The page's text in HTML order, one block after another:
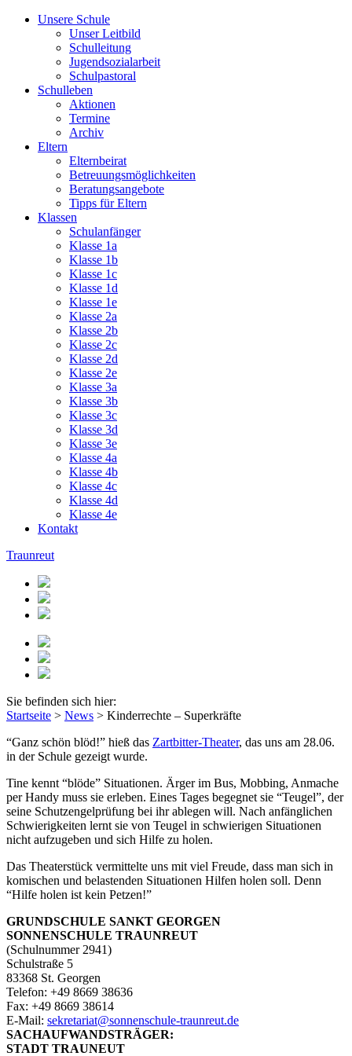
Unsere Schule
Unser Leitbild
Schulleitung
Jugendsozialarbeit
Schulpastoral
Schulleben
Aktionen
Termine
Archiv
Eltern
Elternbeirat
Betreuungsmöglichkeiten
Beratungsangebote
Tipps für Eltern
Klassen
Schulanfänger
Klasse 1a
Klasse 1b
Klasse 1c
Klasse 1d
Klasse 1e
Klasse 2a
Klasse 2b
Klasse 2c
Klasse 2d
Klasse 2e
Klasse 3a
Klasse 3b
Klasse 3c
Klasse 3d
Klasse 3e
Klasse 4a
Klasse 4b
Klasse 4c
Klasse 4d
Klasse 4e
Kontakt
Traunreut
Sie befinden sich hier:
Startseite > News > Kinderrechte – Superkräfte
“Ganz schön blöd!” hieß das Zartbitter-Theater, das uns am 28.06.
in der Schule gezeigt wurde.
Tine kennt “blöde” Situationen. Ärger im Bus, Mobbing, Anmache
per Handy muss sie erleben. Eines Tages begegnet sie “Teugel”, der
seine Schutzengelprüfung bei ihr ablegen will. Nach anfänglichen
Schwierigkeiten lernt sie von Teugel in schwierigen Situationen
nicht aufzugeben und sich Hilfe zu holen.
Das Theaterstück vermittelte uns mit viel Freude, dass man sich in
komischen und belastenden Situationen Hilfen holen soll. Denn
“Hilfe holen ist kein Petzen!”
GRUNDSCHULE SANKT GEORGEN
SONNENSCHULE TRAUNREUT
(Schulnummer 2941)
Schulstraße 5
83368 St. Georgen
Telefon: +49 8669 38636
Fax: +49 8669 38614
E‑Mail: sekretariat@sonnenschule-traunreut.de
SACHAUFWANDSTRÄGER:
STADT TRAUNEUT